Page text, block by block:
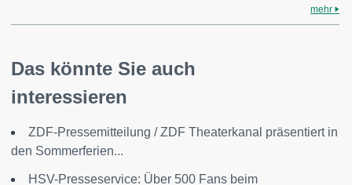
mehr
Das könnte Sie auch
interessieren
ZDF-Pressemitteilung / ZDF Theaterkanal präsentiert in
den Sommerferien...
HSV-Presseservice: Über 500 Fans beim